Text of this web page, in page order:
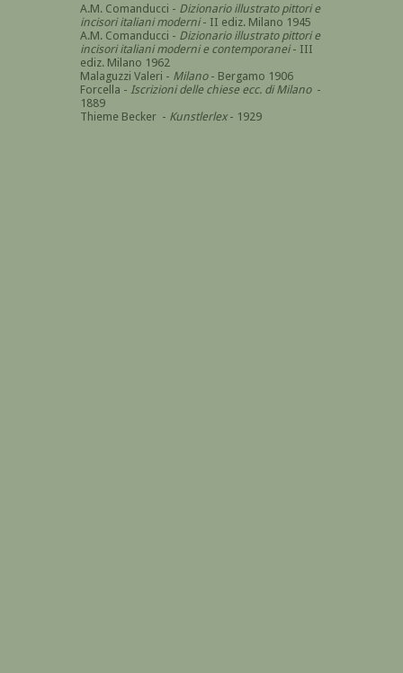
A.M. Comanducci - Dizionario illustrato pittori e
incisori italiani moderni- II ediz. Milano 1945
A.M. Comanducci - Dizionario illustrato pittori e
incisori italiani moderni e contemporanei- III
ediz. Milano 1962
Malaguzzi Valeri - Milano- Bergamo 1906
Forcella - Iscrizioni delle chiese ecc. di Milano-
1889
Thieme Becker - Kunstlerlex- 1929